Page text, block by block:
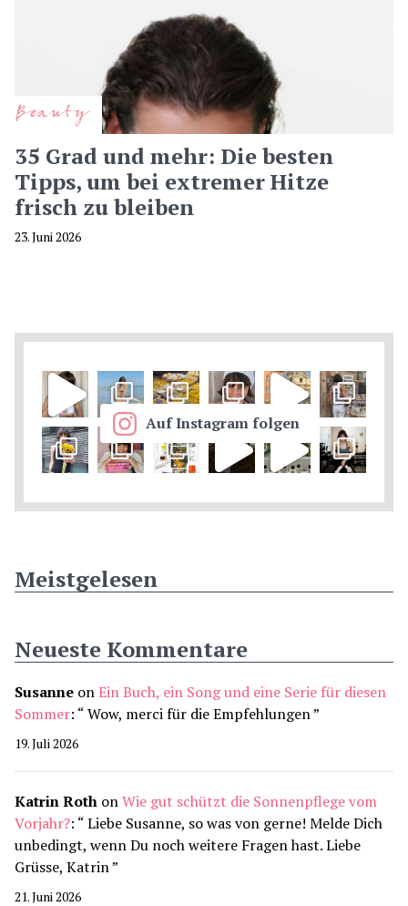
Beauty
35 Grad und mehr: Die besten
Tipps, um bei extremer Hitze
frisch zu bleiben
23. Juni 2026
Auf Instagram folgen
Meistgelesen
Neueste Kommentare
Susanne onEin Buch, ein Song und eine Serie für diesen
Sommer: “Wow, merci für die Empfehlungen”
19. Juli 2026
Katrin Roth onWie gut schützt die Sonnenpflege vom
Vorjahr?: “Liebe Susanne, so was von gerne! Melde Dich
unbedingt, wenn Du noch weitere Fragen hast. Liebe
Grüsse, Katrin”
21. Juni 2026